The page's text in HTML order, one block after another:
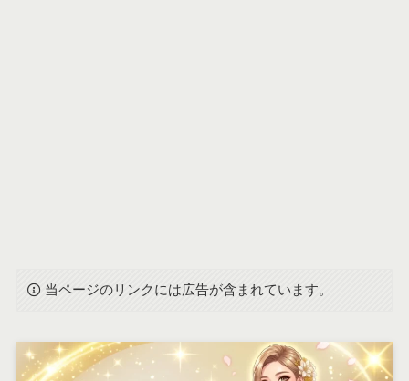
当ページのリンクには広告が含まれています。